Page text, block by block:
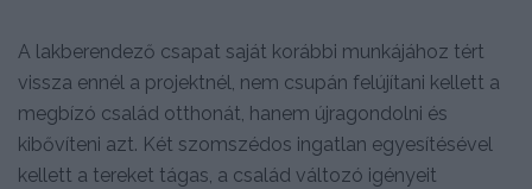
A lakberendező csapat saját korábbi munkájához tért
vissza ennél a projektnél, nem csupán felújítani kellett a
megbízó család otthonát, hanem újragondolni és
kibővíteni azt. Két szomszédos ingatlan egyesítésével
kellett a tereket tágas, a család változó igényeit